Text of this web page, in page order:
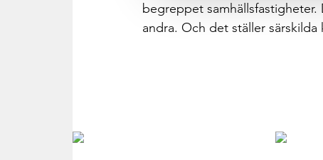
begreppet
andra. Och det ställer